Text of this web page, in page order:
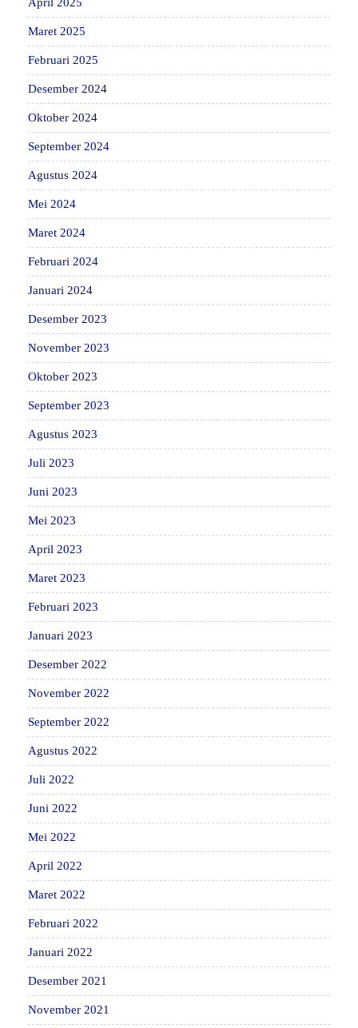
Maret 2025
Februari 2025
Desember 2024
Oktober 2024
September 2024
Agustus 2024
Mei 2024
Maret 2024
Februari 2024
Januari 2024
Desember 2023
November 2023
Oktober 2023
September 2023
Agustus 2023
Juli 2023
Juni 2023
Mei 2023
April 2023
Maret 2023
Februari 2023
Januari 2023
Desember 2022
November 2022
September 2022
Agustus 2022
Juli 2022
Juni 2022
Mei 2022
April 2022
Maret 2022
Februari 2022
Januari 2022
Desember 2021
November 2021